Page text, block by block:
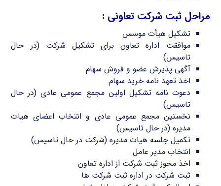
مراحل ثبت شرکت تعاونی :
تشکیل هیأت موسس
موافقت اداره تعاون برای تشکیل شرکت (در حال
تاسیس)
آگهی پذیرش عضو و فروش سهام
اخذ تعهد نامه خرید سهام
دعوت نامه تشکیل اولین مجمع عمومی عادی (در حال
تاسیس)
نخستین مجمع عمومی عادی و انتخاب اعضای هیات
مدیره (در حال تاسیس)
تکمیل جلسه هیات مدیره (شرکت در حال تاسیس)
انتخاب مدیر عامل
اخذ مجوز ثبت شرکت از اداره تعاون
ثبت شرکت در اداره ثبت شرکت ها